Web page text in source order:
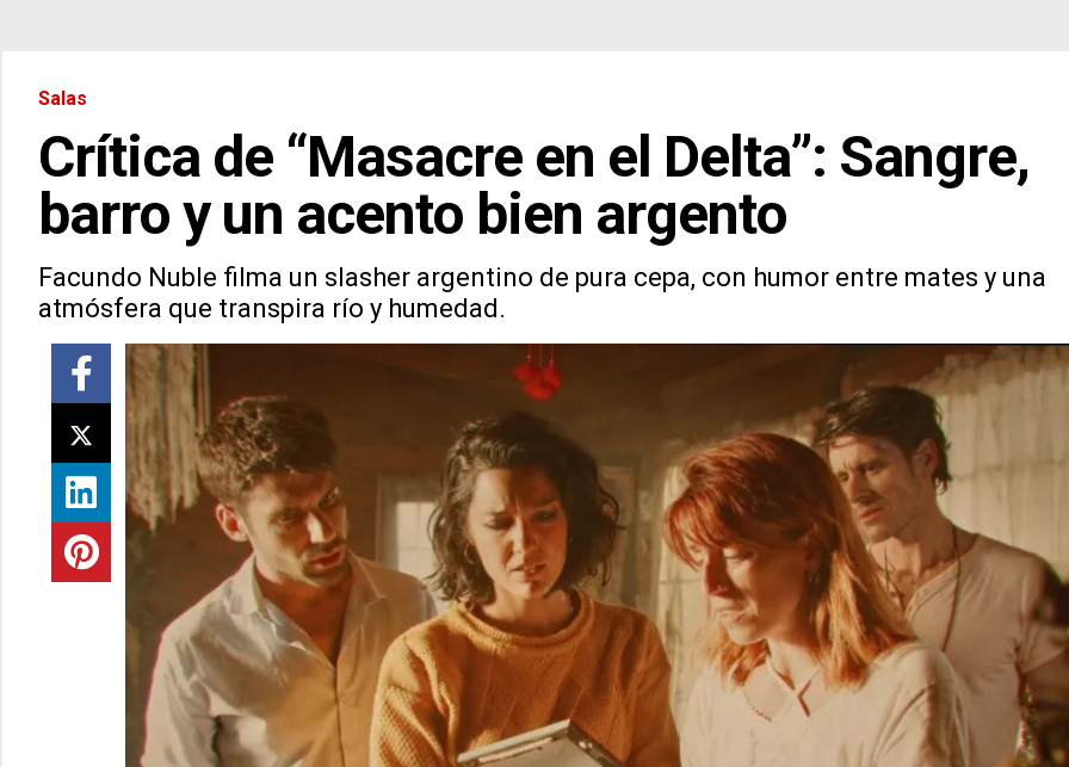
Salas
Crítica de “Masacre en el Delta”: Sangre,
barro y un acento bien argento
Facundo Nuble filma un slasher argentino de pura cepa, con humor entre mates y una
atmósfera que transpira río y humedad.